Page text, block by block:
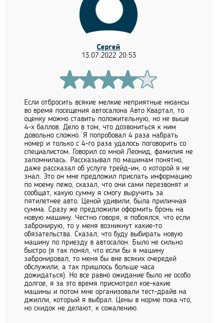
Сергей
13.07.2022 20:53
Если отбросить всякие мелкие неприятные нюансы
во время посещения автосалона Авто Квартал, то
оценку можно ставить положительную, но не выше
4-х баллов. Дело в том, что дозвониться к ним
довольно сложно. Я попробовал 4 раза набрать
номер и только с 4-го раза удалось поговорить со
специалистом. Говорил со мной Леонид, фамилия не
запомнилась. Рассказывал по машинам понятно,
даже рассказал об услуге трейд-ин, о которой я не
знал. Это он мне предложил прислать информацию
по моему пежо, сказал, что они сами перезвонят и
сообщат, какую сумму я смогу выручить за
пятилетнее авто. Ценой удивили, была приличная
сумма. Сразу же предложили оформить бронь на
новую машину. Честно говоря, я побоялся, что если
забронирую, то у меня возникнут какие-то
обязательства. Сказал, что буду выбирать новую
машину по приезду в автосалон. Было не сильно
быстро (я так понял, что если бы я машину
забронировал, то меня бы вне всяких очередей
обслужили, а так пришлось больше часа
дожидаться). Но все равно ожидание было не особо
долгое, я за это время присмотрел кое-какие
машины и потом мне организовали тест-драйв на
джилли, который я выбрал. Цены в норме пока что,
но скидок не делают, к сожалению.